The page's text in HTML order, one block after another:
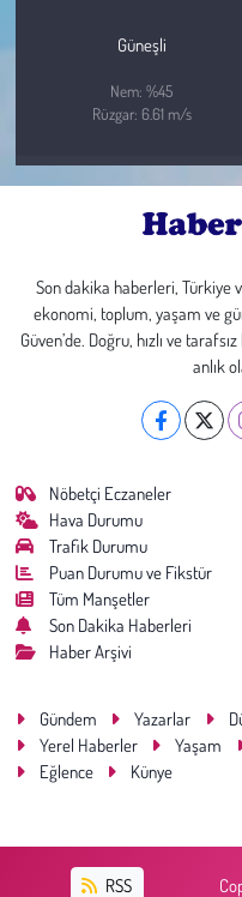
Güneşli
Nem: %45
Rüzgar: 6.61 m/s
Son dakika haberleri, Türkiye
ekonomi, toplum, yaşam ve
Güven’de. Doğru, hızlı ve
anlık
Nöbetçi Eczaneler
Hava Durumu
Trafik Durumu
Puan Durumu ve Fikstür
Tüm Manşetler
Son Dakika Haberleri
Haber Arşivi
Gündem Yazarlar
Yerel Haberler
Yaşam
Eğlence
Künye
RSS